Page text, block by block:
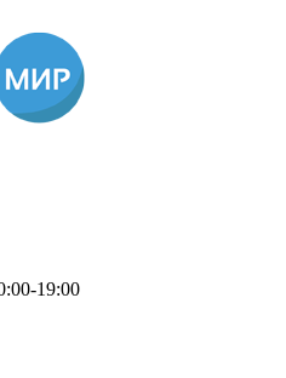
19:00